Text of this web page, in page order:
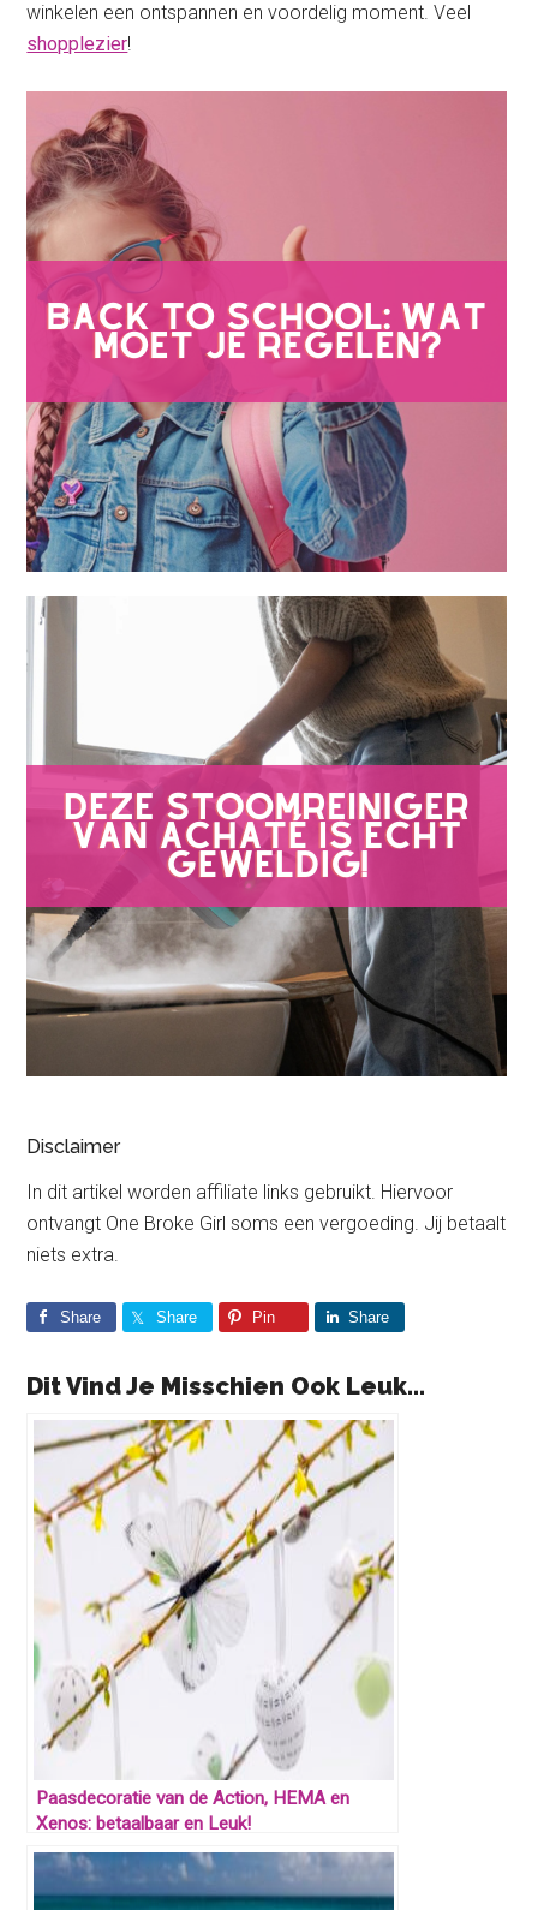
winkelen een ontspannen en voordelig moment. Veel
shopplezier!
Disclaimer
In dit artikel worden affiliate links gebruikt. Hiervoor
ontvangt One Broke Girl soms een vergoeding. Jij betaalt
niets extra.
Share Share Pin Share
Dit Vind Je Misschien Ook Leuk...
Paasdecoratie van de Action, HEMA en
Xenos: betaalbaar en Leuk!